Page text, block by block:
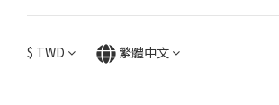
$ TWD 繁體中文